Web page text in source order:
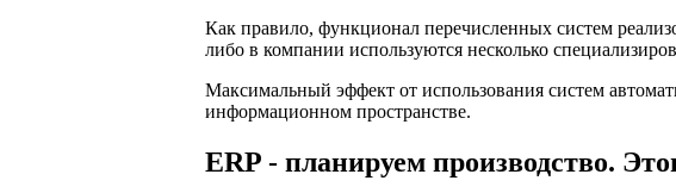
Как правило, функционал перечисленных систем
либо в компании используются несколько
Максимальный эффект от использования систем
информационном пространстве.
ERP - планируем производство.